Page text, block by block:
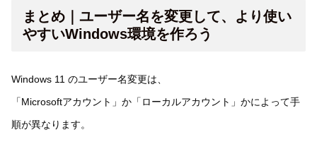
まとめ｜ユーザー名を変更して、より使い
やすいWindows環境を作ろう
Windows 11 のユーザー名変更は、
「Microsoftアカウント」か「ローカルアカウント」かによって手
順が異なります。